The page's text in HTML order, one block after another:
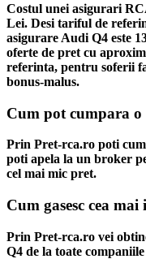
Costul unei asigurari
Lei. Desi tariful de
asigurare Audi Q4 este
oferte de pret cu
referinta, pentru soferii
bonus-malus.
Cum pot cumpara
Prin Pret-rca.ro poti
poti apela la un broker
cel mai mic pret.
Cum gasesc cea
Prin Pret-rca.ro vei
Q4 de la toate